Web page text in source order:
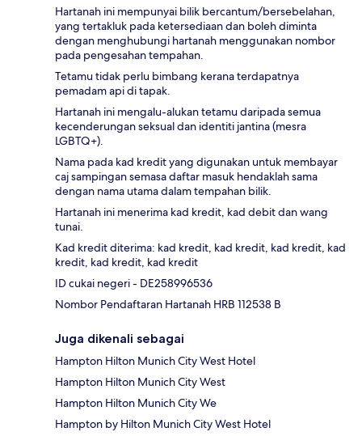
Hartanah ini mempunyai bilik bercantum/bersebelahan,
yang tertakluk pada ketersediaan dan boleh diminta
dengan menghubungi hartanah menggunakan nombor
pada pengesahan tempahan.
Tetamu tidak perlu bimbang kerana terdapatnya
pemadam api di tapak.
Hartanah ini mengalu-alukan tetamu daripada semua
kecenderungan seksual dan identiti jantina (mesra
LGBTQ+).
Nama pada kad kredit yang digunakan untuk membayar
caj sampingan semasa daftar masuk hendaklah sama
dengan nama utama dalam tempahan bilik.
Hartanah ini menerima kad kredit, kad debit dan wang
tunai.
Kad kredit diterima: kad kredit, kad kredit, kad kredit, kad
kredit, kad kredit, kad kredit
ID cukai negeri - DE258996536
Nombor Pendaftaran Hartanah HRB 112538 B
Juga dikenali sebagai
Hampton Hilton Munich City West Hotel
Hampton Hilton Munich City West
Hampton Hilton Munich City We
Hampton by Hilton Munich City West Hotel